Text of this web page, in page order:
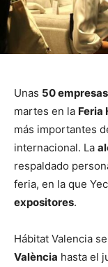
Unas 50
martes en la Feria
más importantes
internacional. La
respaldado
feria, en la que
expositores.
Hábitat Valencia
València hasta el